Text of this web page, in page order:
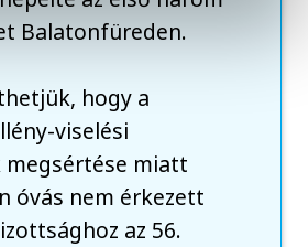
Balatonfüreden.
hogy a
viselési
megsértése miatt
óvás nem érkezett
az 56.